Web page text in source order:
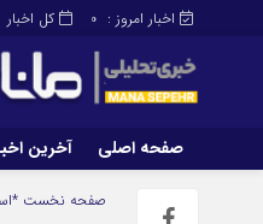
کل اخبار اخبار امروز : 0
صفحه اصلی آخرین
صفحه اصلیصفحه نخست